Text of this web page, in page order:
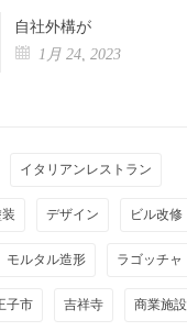
自社外構が
1月 24, 2023
イタリアンレストラン
デザイン ビル改修
モルタル造形 ラゴッチャ
子市 吉祥寺 商業施設